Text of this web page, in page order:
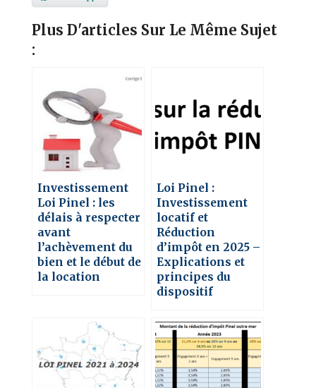
Plus D'articles Sur Le Même Sujet
:
Investissement
Loi Pinel : les
délais à respecter
avant
l’achèvement du
bien et le début de
la location
Loi Pinel :
Investissement
locatif et
Réduction
d’impôt en 2025 –
Explications et
principes du
dispositif